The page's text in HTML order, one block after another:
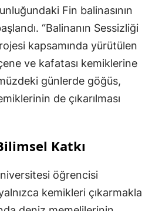
Fin balinasının
“Balinanın Sessizliği
kapsamında yürütülen
ve kafatası kemiklerine
günlerde göğüs,
de çıkarılması
Katkı
öğrencisi
kemikleri çıkarmakla